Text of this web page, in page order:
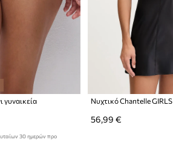
γυναικεία
30 ημερών προ
Νυχτικό Chantelle GIRLS
56,99 €